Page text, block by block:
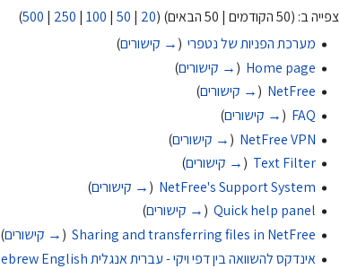
צפייה ב: (50 הקודמים | 50 הבאים) (
20
|
50
|
100
|
250
|
500
)
מערכת הפניות של נטפרי‏
(→ קישורים)
Home page
(→ קישורים)
NetFree
(→ קישורים)
FAQ
(→ קישורים)
NetFree VPN
(→ קישורים)
Text Filter
(→ קישורים)
NetFree's Support System
(→ קישורים)
Quick help panel
‏
(→ קישורים)
Sharing and transferring files in NetFree
‏
(→ קישורים)
אינדקס להשוואה בין דפי ויקי - עברית אנגלית index for comparing wiki pages - Hebrew English